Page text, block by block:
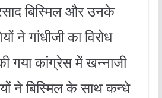
बिस्मिल और उनके
ने गांधीजी का विरोध
गया कांग्रेस में खन्नाजी
ने बिस्मिल के साथ कन्धे